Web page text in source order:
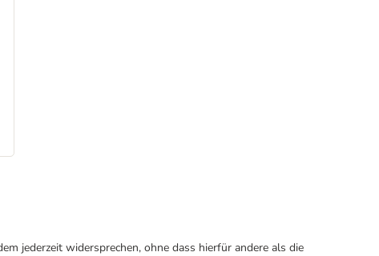
jederzeit widersprechen, ohne dass hierfür andere als die